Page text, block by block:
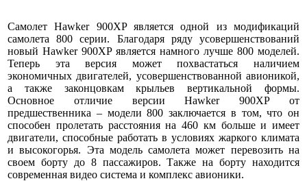
Самолет Hawker 900XP является одной из модификаций
самолета 800 серии. Благодаря ряду усовершенствований
новый Hawker 900XP является намного лучше 800 моделей.
Теперь эта версия может похвастаться наличием
экономичных двигателей, усовершенствованной авионикой,
а также законцовкам крыльев вертикальной формы.
Основное отличие версии Hawker 900XP от
предшественника – модели 800 заключается в том, что он
способен пролетать расстояния на 460 км больше и имеет
двигатели, способные работать в условиях жаркого климата
и высокогорья. Эта модель самолета может перевозить на
своем борту до 8 пассажиров. Также на борту находится
современная видео система и комплекс авионики.